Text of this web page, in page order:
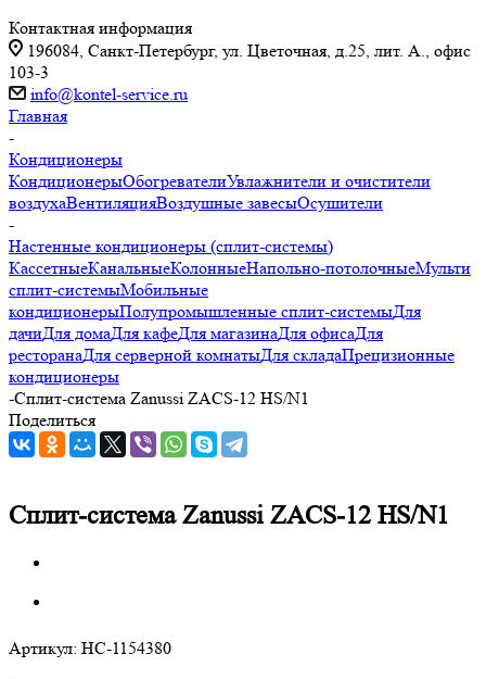
Контактная информация
196084, Санкт-Петербург, ул. Цветочная, д.25, лит. А., офис
103-3
info@kontel-service.ru
Главная
-
Кондиционеры
КондиционерыОбогревателиУвлажнители и очистители
воздухаВентиляцияВоздушные завесыОсушители
-
Настенные кондиционеры (сплит-системы)
КассетныеКанальныеКолонныеНапольно-потолочныеМульти
сплит-системыМобильные
кондиционерыПолупромышленные сплит-системыДля
дачиДля домаДля кафеДля магазинаДля офисаДля
ресторанаДля серверной комнатыДля складаПрецизионные
кондиционеры
-Сплит-система Zanussi ZACS-12 HS/N1
Поделиться
Сплит-система Zanussi ZACS-12 HS/N1
Артикул: НС-1154380